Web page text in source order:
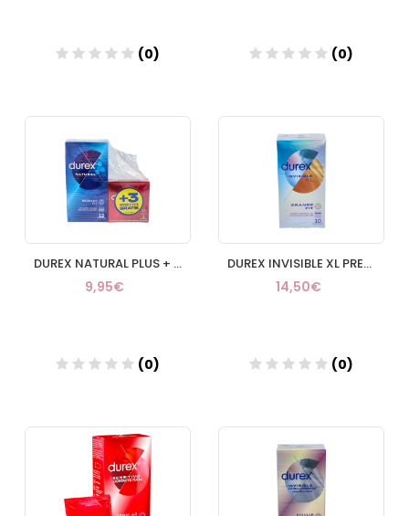
(0) (0)
DUREX NATURAL PLUS + DUREX SENSITIVO CONFORT PRE
9,95€
(0)
Añadir
DUREX INVISIBLE XL PRESERVATIVOS 10 UNIDADES
14,50€
(0)